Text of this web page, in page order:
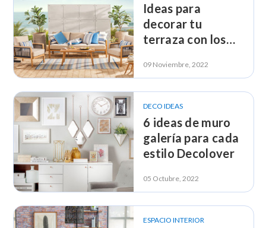
Ideas para
decorar tu
terraza con los
Decolovers
09 Noviembre, 2022
DECO IDEAS
6 ideas de muro
galería para cada
estilo Decolover
05 Octubre, 2022
ESPACIO INTERIOR